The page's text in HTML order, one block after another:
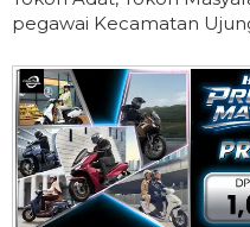
pegawai Kecamatan